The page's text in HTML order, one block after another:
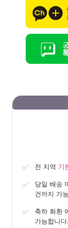
✅ 전 지역 기
✅ 당일 배송
건까지 가
✅ 축하 화환
가능합니다.